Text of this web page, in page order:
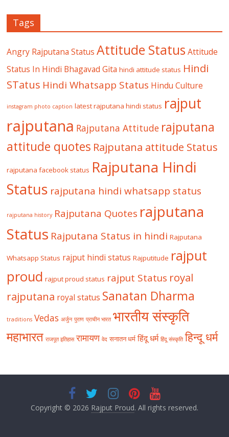
Tags
Angry Rajputana Status Attitude Status Attitude
Status In Hindi Bhagavad Gita hindi attitude status Hindi
STatus Hindi Whatsapp Status Hindu Culture
instagram photo caption latest rajputana hindi status rajput
rajputana Rajputana Attitude rajputana
attitude quotes Rajputana attitude Status
rajputana facebook status Rajputana Hindi
Status rajputana hindi whatsapp status
rajputana history Rajputana Quotes rajputana
Status Rajputana Status in hindi Rajputana
Whatsapp Status rajput hindi status Rajputitude rajput
proud rajput proud status rajput Status royal
rajputana royal status Sanatan Dharma
traditions Vedas अर्जुन पुराण प्राचीन भारत भारतीय संस्कृति
महाभारत राजपूत इतिहास रामायण वेद सनातन धर्म हिंदू धर्म हिंदू संस्कृति हिन्दू धर्म
Copyright © 2026 Rajput Proud. All rights reserved.